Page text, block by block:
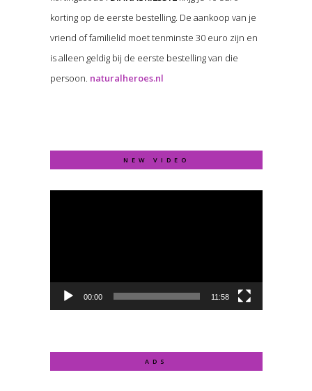
korting op de eerste bestelling. De aankoop van je
vriend of familielid moet tenminste 30 euro zijn en
is alleen geldig bij de eerste bestelling van die
persoon. naturalheroes.nl
NEW VIDEO
Video
00:00 11:58
ADS